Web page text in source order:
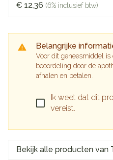
€ 12,36 (6% inclusief btw)
Belangrijke
Voor dit geneesmiddel is
beoordeling door de
afhalen en betalen.
Ik weet dat dit
vereist.
Bekijk alle producten van